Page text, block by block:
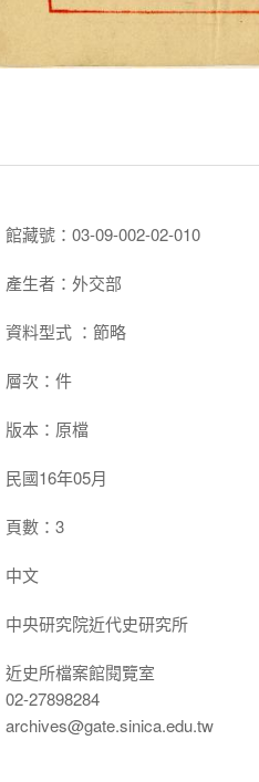
館藏號：03-09-002-02-010
產生者：外交部
資料型式 ：節略
層次：件
版本：原檔
民國16年05月
頁數：3
中文
中央研究院近代史研究所
近史所檔案館閱覽室
02-27898284
archives@gate.sinica.edu.tw